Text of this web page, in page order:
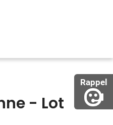
Rappel
- Lot